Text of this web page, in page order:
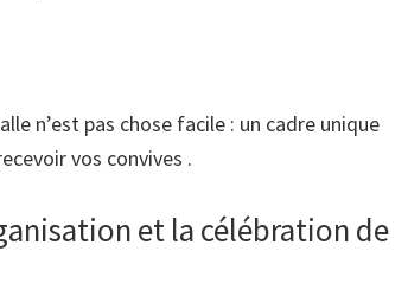
n’est pas chose facile : un cadre unique
vos convives .
et la célébration de